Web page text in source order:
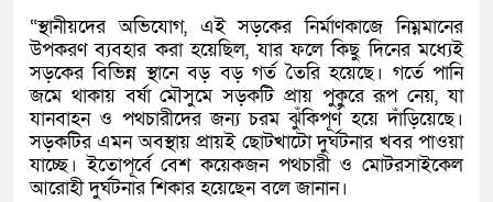
“স্থানীয়দের অভিযোগ, এই সড়কের নির্মাণকাজে নিম্নমানের
উপকরণ ব্যবহার করা হয়েছিল, যার ফলে কিছু দিনের মধ্যেই
সড়কের বিভিন্ন স্থানে বড় বড় গর্ত তৈরি হয়েছে। গর্তে পানি
জমে থাকায় বর্ষা মৌসুমে সড়কটি প্রায় পুকুরে রূপ নেয়, যা
যানবাহন ও পথচারীদের জন্য চরম ঝুঁকিপূর্ণ হয়ে দাঁড়িয়েছে।
সড়কটির এমন অবস্থায় প্রায়ই ছোটখাটো দুর্ঘটনার খবর পাওয়া
যাচ্ছে। ইতোপূর্বে বেশ কয়েকজন পথচারী ও মোটরসাইকেল
আরোহী দুর্ঘটনার শিকার হয়েছেন বলে জানান।